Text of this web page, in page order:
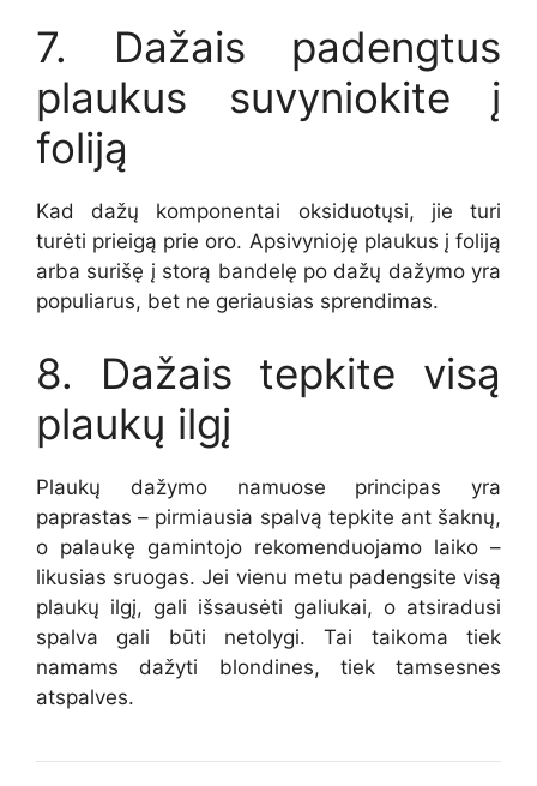
7. Dažais padengtus
plaukus suvyniokite į
foliją
Kad dažų komponentai oksiduotųsi, jie turi
turėti prieigą prie oro. Apsivynioję plaukus į foliją
arba surišę į storą bandelę po dažų dažymo yra
populiarus, bet ne geriausias sprendimas.
8. Dažais tepkite visą
plaukų ilgį
Plaukų dažymo namuose principas yra
paprastas – pirmiausia spalvą tepkite ant šaknų,
o palaukę gamintojo rekomenduojamo laiko –
likusias sruogas. Jei vienu metu padengsite visą
plaukų ilgį, gali išsausėti galiukai, o atsiradusi
spalva gali būti netolygi. Tai taikoma tiek
namams dažyti blondines, tiek tamsesnes
atspalves.